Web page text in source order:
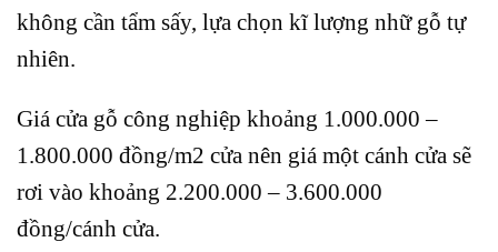
không cần tẩm sấy, lựa chọn kĩ lượng nhữ gỗ tự
nhiên.
Giá cửa gỗ công nghiệp khoảng 1.000.000 –
1.800.000 đồng/m2 cửa nên giá một cánh cửa sẽ
rơi vào khoảng 2.200.000 – 3.600.000
đồng/cánh cửa.